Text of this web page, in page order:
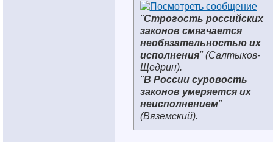
"Строгость российских
законов смягчается
необязательностью их
исполнения" (Салтыков-
Щедрин).
"В России суровость
законов умеряется их
неисполнением"
(Вяземский).